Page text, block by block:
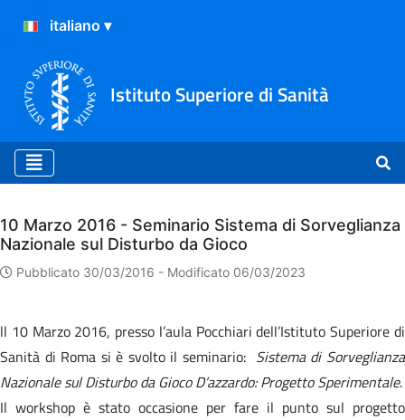
Istituto Superiore di Sanità
Archivio
10 Marzo 2016 - Seminario Sistema di Sorveglianza
Nazionale sul Disturbo da Gioco
Pubblicato 30/03/2016 - Modificato 06/03/2023
ll 10 Marzo 2016, presso l’aula Pocchiari dell’Istituto Superiore di
Sanità di Roma si è svolto il seminario: Sistema di Sorveglianza
Nazionale sul Disturbo da Gioco D’azzardo: Progetto Sperimentale.
Il workshop è stato occasione per fare il punto sul progetto